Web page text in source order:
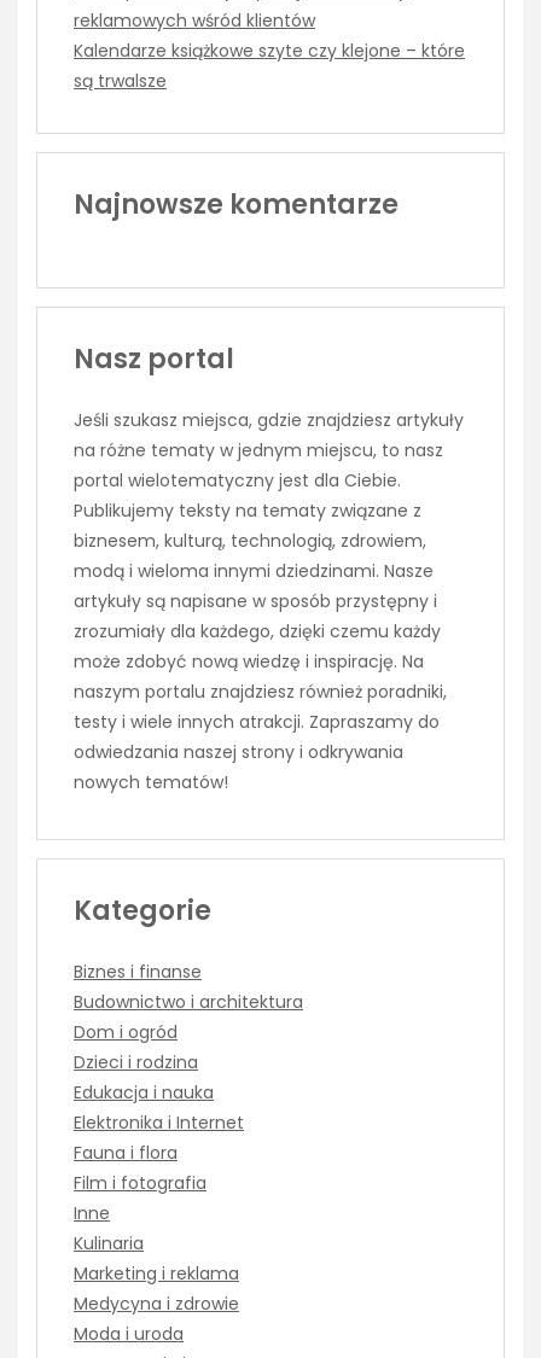
reklamowych wśród klientów
Kalendarze książkowe szyte czy klejone – które
są trwalsze
Najnowsze komentarze
Nasz portal
Jeśli szukasz miejsca, gdzie znajdziesz artykuły
na różne tematy w jednym miejscu, to nasz
portal wielotematyczny jest dla Ciebie.
Publikujemy teksty na tematy związane z
biznesem, kulturą, technologią, zdrowiem,
modą i wieloma innymi dziedzinami. Nasze
artykuły są napisane w sposób przystępny i
zrozumiały dla każdego, dzięki czemu każdy
może zdobyć nową wiedzę i inspirację. Na
naszym portalu znajdziesz również poradniki,
testy i wiele innych atrakcji. Zapraszamy do
odwiedzania naszej strony i odkrywania
nowych tematów!
Kategorie
Biznes i finanse
Budownictwo i architektura
Dom i ogród
Dzieci i rodzina
Edukacja i nauka
Elektronika i Internet
Fauna i flora
Film i fotografia
Inne
Kulinaria
Marketing i reklama
Medycyna i zdrowie
Moda i uroda